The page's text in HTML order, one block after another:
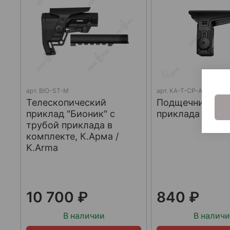
арт. BIO-ST-M
Телескопический
приклад "Бионик" с
трубой приклада в
комплекте, К.Арма /
K.Arma
10 700 ₽
В наличии
арт. KA-T-CP-Atom
Подщечник для
приклада
840 ₽
В